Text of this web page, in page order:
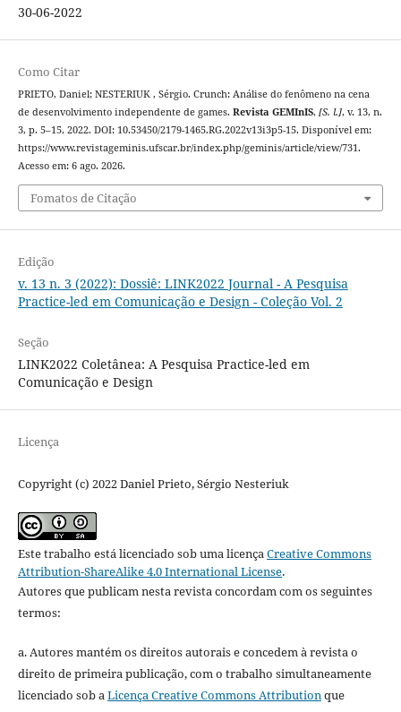
30-06-2022
Como Citar
PRIETO, Daniel; NESTERIUK , Sérgio. Crunch: Análise do fenômeno na cena
de desenvolvimento independente de games. Revista GEMInIS, [S. l.], v. 13, n.
3, p. 5–15, 2022. DOI: 10.53450/2179-1465.RG.2022v13i3p5-15. Disponível em:
https://www.revistageminis.ufscar.br/index.php/geminis/article/view/731.
Acesso em: 6 ago. 2026.
Fomatos de Citação
Edição
v. 13 n. 3 (2022): Dossiê: LINK2022 Journal - A Pesquisa
Practice-led em Comunicação e Design - Coleção Vol. 2
Seção
LINK2022 Coletânea: A Pesquisa Practice-led em
Comunicação e Design
Licença
Copyright (c) 2022 Daniel Prieto, Sérgio Nesteriuk
Este trabalho está licenciado sob uma licençaCreative Commons
Attribution-ShareAlike 4.0 International License.
Autores que publicam nesta revista concordam com os seguintes
termos:
a. Autores mantém os direitos autorais e concedem à revista o
direito de primeira publicação, com o trabalho simultaneamente
licenciado sob aLicença Creative Commons Attributionque